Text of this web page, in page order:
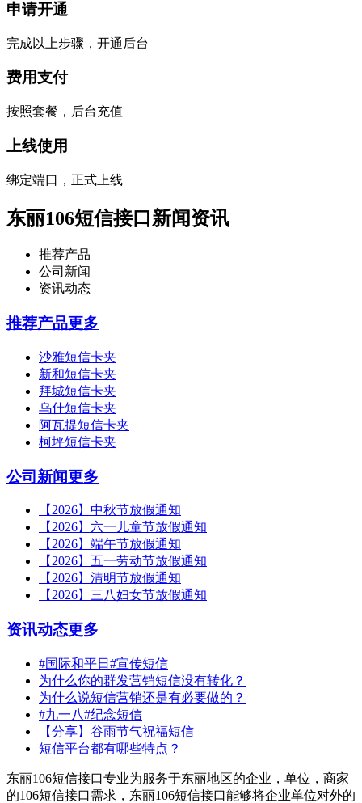
申请开通
完成以上步骤，开通后台
费用支付
按照套餐，后台充值
上线使用
绑定端口，正式上线
东丽106短信接口新闻资讯
推荐产品
公司新闻
资讯动态
推荐产品更多
沙雅短信卡夹
新和短信卡夹
拜城短信卡夹
乌什短信卡夹
阿瓦提短信卡夹
柯坪短信卡夹
公司新闻更多
【2026】中秋节放假通知
【2026】六一儿童节放假通知
【2026】端午节放假通知
【2026】五一劳动节放假通知
【2026】清明节放假通知
【2026】三八妇女节放假通知
资讯动态更多
#国际和平日#宣传短信
为什么你的群发营销短信没有转化？
为什么说短信营销还是有必要做的？
#九一八#纪念短信
【分享】谷雨节气祝福短信
短信平台都有哪些特点？
东丽106短信接口专业为服务于东丽地区的企业，单位，商家
的106短信接口需求，东丽106短信接口能够将企业单位对外的